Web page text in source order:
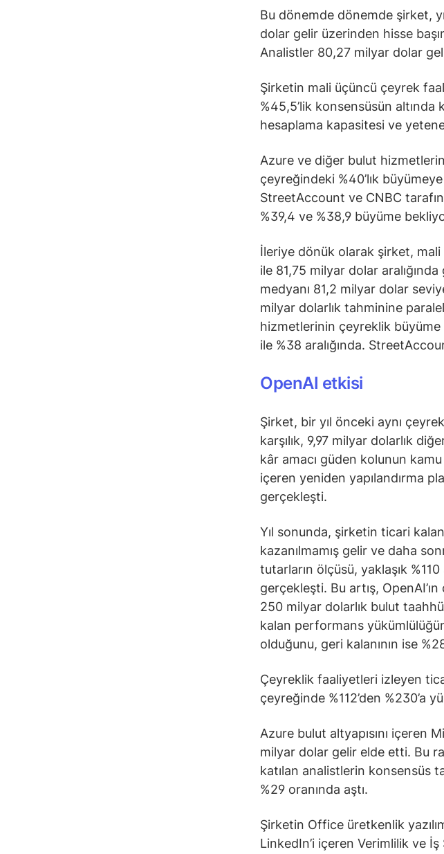
Bu dönemde dönemde şirket,
dolar gelir üzerinden hisse
Analistler 80,27 milyar dolar
Şirketin mali üçüncü çeyrek
%45,5’lik konsensüsün
hesaplama kapasitesi ve
Azure ve diğer bulut
çeyreğindeki %40’lık
StreetAccount ve CNBC
%39,4 ve %38,9 büyüme
İleriye dönük olarak şirket,
ile 81,75 milyar dolar
medyanı 81,2 milyar dolar
milyar dolarlık tahminine
hizmetlerinin çeyreklik
ile %38 aralığında.
OpenAI etkisi
Şirket, bir yıl önceki aynı
karşılık, 9,97 milyar dolarlık
kâr amacı güden kolunun
içeren yeniden yapılandırma
gerçekleşti.
Yıl sonunda, şirketin ticari
kazanılmamış gelir ve daha
tutarların ölçüsü, yaklaşık
gerçekleşti. Bu artış,
250 milyar dolarlık bulut
kalan performans
olduğunu, geri kalanının ise %28
Çeyreklik faaliyetleri izleyen
çeyreğinde %112’den %230’a
Azure bulut altyapısını içeren
milyar dolar gelir elde etti. Bu
katılan analistlerin konsensüs
%29 oranında aştı.
Şirketin Office üretkenlik
LinkedIn’i içeren Verimlilik ve